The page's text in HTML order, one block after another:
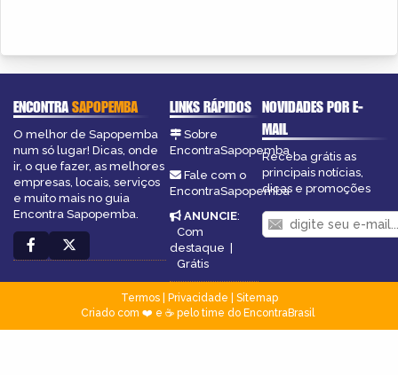
ENCONTRASAPOPEMBA
O melhor de Sapopemba
num só lugar! Dicas, onde
ir, o que fazer, as melhores
empresas, locais, serviços
e muito mais no guia
Encontra Sapopemba.
LINKS RÁPIDOS
Sobre
EncontraSapopemba
Fale com o
EncontraSapopemba
ANUNCIE:
Com
destaque
Grátis
NOVIDADES POR E-
MAIL
Receba grátis as
principais notícias,
dicas e promoções
Termos| Privacidade
Sitemap
Criado com ❤️ e ☕ pelo time do EncontraBrasil